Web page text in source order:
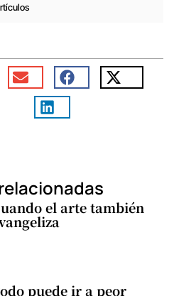
el arte también
puede ir a peor